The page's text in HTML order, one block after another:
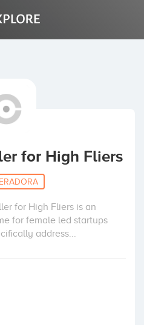
for High Fliers
for High Fliers is an
for female led startups
address...